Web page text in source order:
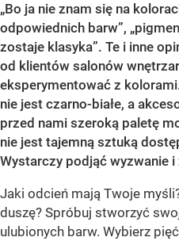
„Bo ja nie znam się na
odpowiednich barw”,
zostaje klasyka”. Te i inne
od klientów salonów
eksperymentować z
nie jest czarno-białe, a
przed nami szeroką paletę
nie jest tajemną sztuką
Wystarczy podjąć wyzwanie
Jaki odcień mają Twoje
duszę? Spróbuj stworzyć
ulubionych barw. Wybierz